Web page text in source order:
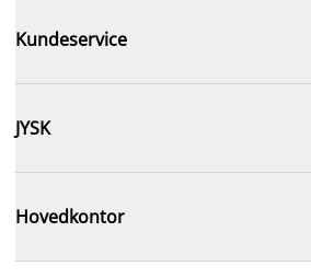
Kundeservice
JYSK
Hovedkontor